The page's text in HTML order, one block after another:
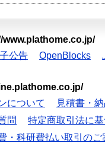
www.plathome.co.jp/
公告 OpenBlocks
について
見積書・
問
特定商取引法に
・科研費払い取引のご